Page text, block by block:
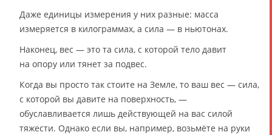
Даже единицы измерения у них разные: масса
измеряется в килограммах, а сила — в ньютонах.
Наконец, вес — это та сила, с которой тело давит
на опору или тянет за подвес.
Когда вы просто так стоите на Земле, то ваш вес — сила,
с которой вы давите на поверхность, —
обуславливается лишь действующей на вас силой
тяжести. Однако если вы, например, возьмёте на руки